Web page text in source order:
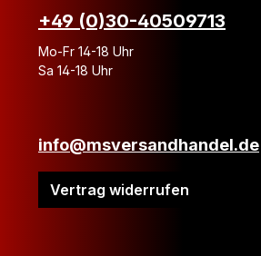
+49 (0)30-40509713
Mo-Fr 14-18 Uhr
Sa 14-18 Uhr
info@msversandhandel.de
Vertrag widerrufen